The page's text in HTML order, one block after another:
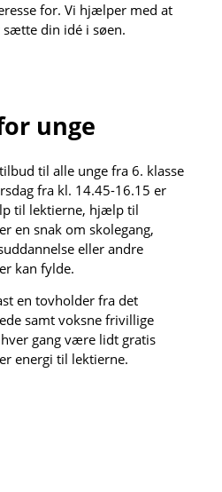
for. Vi hjælper med at
din idé i søen.
unge
til alle unge fra 6. klasse
fra kl. 14.45-16.15 er
til lektierne, hjælp til
en snak om skolegang,
eller andre
kan fylde.
en tovholder fra det
samt voksne frivillige
gang være lidt gratis
energi til lektierne.